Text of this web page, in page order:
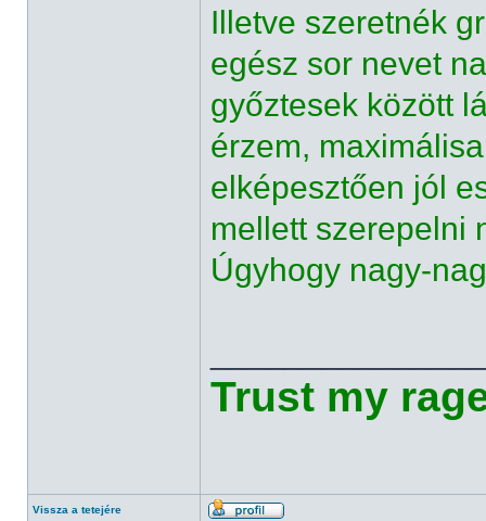
Illetve szeretnék
egész sor nevet
győztesek között
érzem,
elképesztően jól
mellett szerepelni
Úgyhogy nagy-
Trust my
Vissza a tetejére